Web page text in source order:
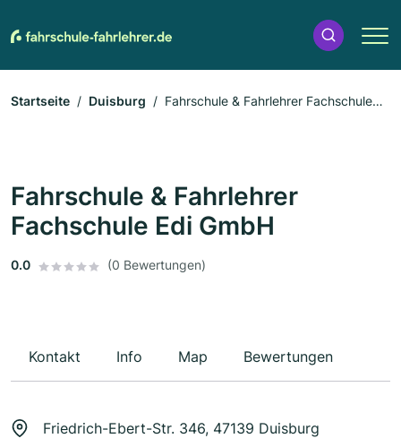
Startseite Duisburg
Fahrschule & Fahrlehrer Fachschule
Fahrschule & Fahrlehrer
Fachschule Edi GmbH
0.0 (0 Bewertungen)
Kontakt Info Map Bewertungen
Friedrich-Ebert-Str. 346, 47139 Duisburg